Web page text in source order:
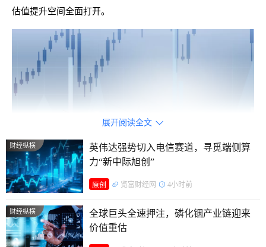
估值提升空间全面打开。
前4月订单总额超去年全年
订单式工程类企业业绩先行指标，柏诚股份2026年开年订
单爆发式增长，彻底扭转了此前市场对公司增长乏力的固有认
展开阅读全文 
财经纵横
英伟达强势切入电信赛道，寻觅端侧算
力“新中际旭创”
原创 览富财经网 4小时前
财经纵横
全球巨头全速押注，磷化铟产业链迎来
价值重估